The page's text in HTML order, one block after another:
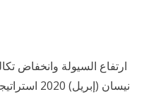
نيسان